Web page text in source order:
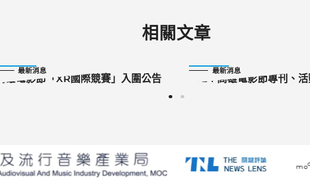
相關文章
最新消息
高雄電影節「XR國際競賽」入圍公告
最新消息
2024 高雄電影節專刊、